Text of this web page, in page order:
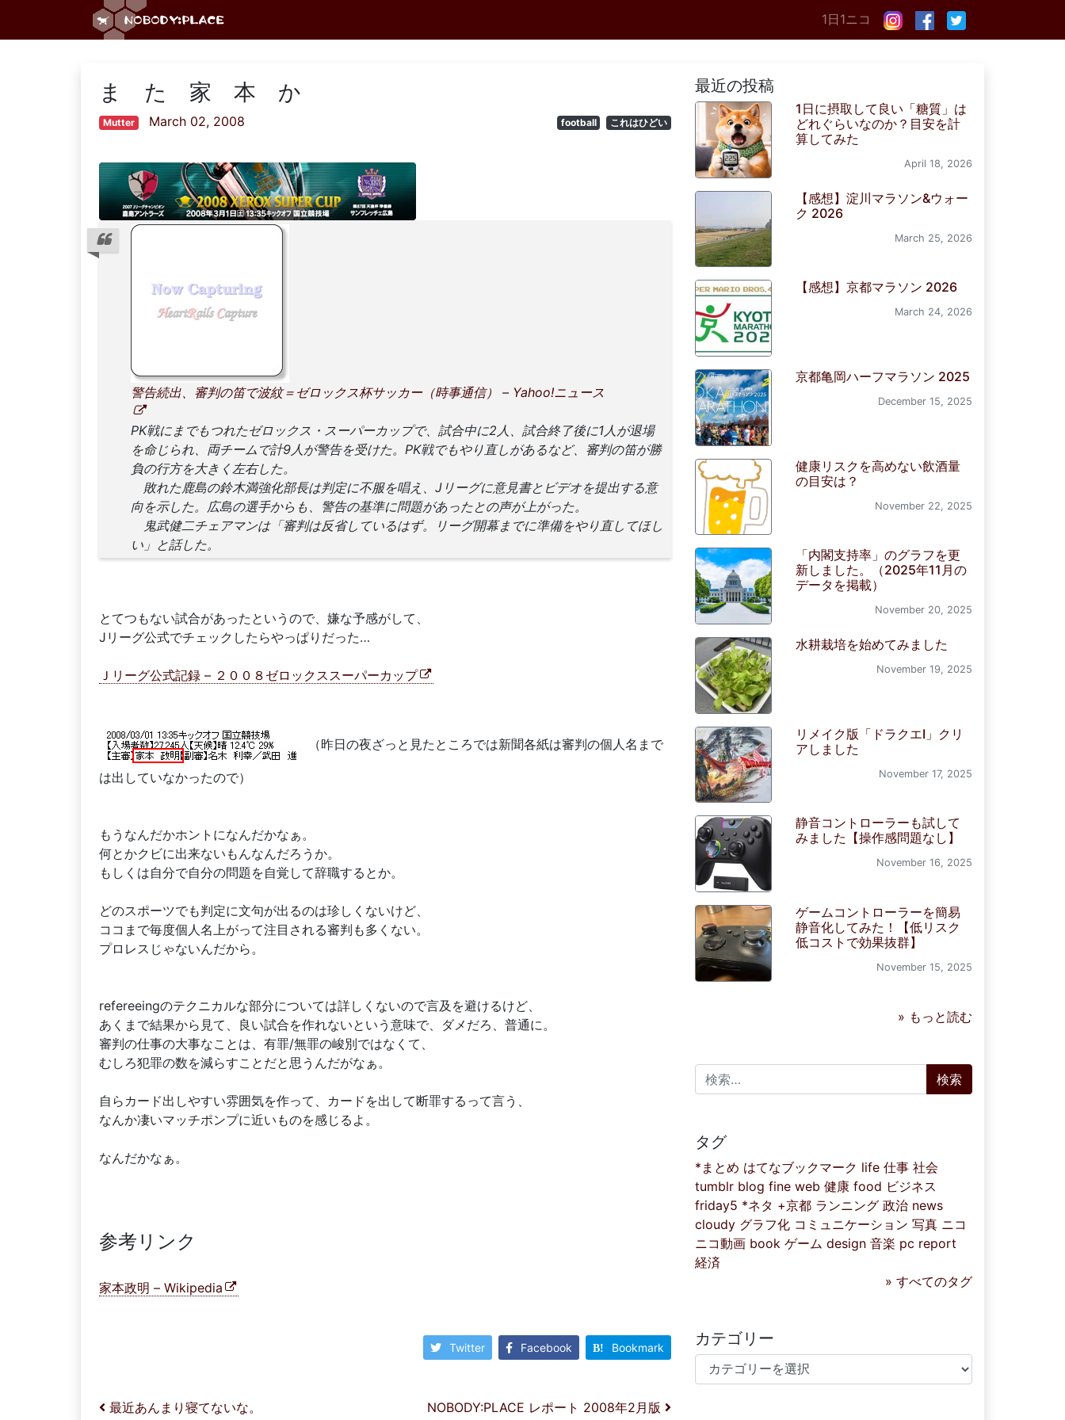
1日1ニコ
ま た 家 本 か
Mutter March 02, 2008 football これはひどい
警告続出、審判の笛で波紋＝ゼロックス杯サッカー（時事通信） – Yahoo!ニュース
PK戦にまでもつれたゼロックス・スーパーカップで、試合中に2人、試合終了後に1人が退場
を命じられ、両チームで計9人が警告を受けた。PK戦でもやり直しがあるなど、審判の笛が勝
負の行方を大きく左右した。
敗れた鹿島の鈴木満強化部長は判定に不服を唱え、Jリーグに意見書とビデオを提出する意
向を示した。広島の選手からも、警告の基準に問題があったとの声が上がった。
鬼武健二チェアマンは「審判は反省しているはず。リーグ開幕までに準備をやり直してほし
い」と話した。
とてつもない試合があったというので、嫌な予感がして、
Jリーグ公式でチェックしたらやっぱりだった…
Ｊリーグ公式記録 – ２００８ゼロックススーパーカップ
（昨日の夜ざっと見たところでは新聞各紙は審判の個人名まで
は出していなかったので）
もうなんだかホントになんだかなぁ。
何とかクビに出来ないもんなんだろうか。
もしくは自分で自分の問題を自覚して辞職するとか。
どのスポーツでも判定に文句が出るのは珍しくないけど、
ココまで毎度個人名上がって注目される審判も多くない。
プロレスじゃないんだから。
refereeingのテクニカルな部分については詳しくないので言及を避けるけど、
あくまで結果から見て、良い試合を作れないという意味で、ダメだろ、普通に。
審判の仕事の大事なことは、有罪/無罪の峻別ではなくて、
むしろ犯罪の数を減らすことだと思うんだがなぁ。
自らカード出しやすい雰囲気を作って、カードを出して断罪するって言う、
なんか凄いマッチポンプに近いものを感じるよ。
なんだかなぁ。
参考リンク
家本政明 – Wikipedia
Twitter Facebook Bookmark
投稿ナビゲーション
最近あんまり寝てないな。 NOBODY:PLACE レポート 2008年2月版
最近の投稿
1日に摂取して良い「糖質」は
どれぐらいなのか？目安を計
算してみた
April 18, 2026
【感想】淀川マラソン&ウォー
ク 2026
March 25, 2026
【感想】京都マラソン 2026
March 24, 2026
京都亀岡ハーフマラソン 2025
December 15, 2025
健康リスクを高めない飲酒量
の目安は？
November 22, 2025
「内閣支持率」のグラフを更
新しました。（2025年11月の
データを掲載）
November 20, 2025
水耕栽培を始めてみました
November 19, 2025
リメイク版「ドラクエI」クリ
アしました
November 17, 2025
静音コントローラーも試して
みました【操作感問題なし】
November 16, 2025
ゲームコントローラーを簡易
静音化してみた！【低リスク
低コストで効果抜群】
November 15, 2025
» もっと読む
検索:
タグ
*まとめ はてなブックマーク life 仕事 社会
tumblr blog fine web 健康 food ビジネス
friday5 *ネタ +京都 ランニング 政治 news
cloudy グラフ化 コミュニケーション 写真 ニコ
ニコ動画 book ゲーム design 音楽 pc report
経済
» すべてのタグ
カテゴリー
カテゴリー